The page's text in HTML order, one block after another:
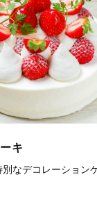
キ
なデコレーション